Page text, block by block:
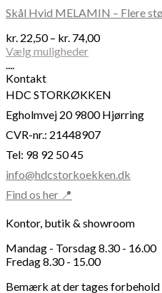
Mulighederne
vælges
på
varesiden
Skål Hvid MELAMIN – Flere
kr. 22,50 – kr. 74,00Prisinterval:
Vælg muligheder
vare
har
varianter.
Mulighederne
vælges
på
....
Kontakt
HDC STORKØKKEN
Egholmvej 20 9800 Hjørring
CVR-nr.: 21448907
Tel: 98 92 50 45
info@hdcstorkoekken.dk
Find os her 📍
Kontor, butik & showroom
Mandag - Torsdag 8.30 - 16.00
Fredag 8.30 - 15.00
Bemærk at der tages